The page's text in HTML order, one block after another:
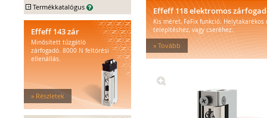
+ Termékkatalógus
Mechanikus bevéső zárak
Zárbetétek
Lakatok
Zárpajzsok
Mechanikus kiegészítők
Elektromos zárak
Effeff 143 zár
Minősített tűzgátló
zárfogadó. 8000 N feltörési
ellenállás.
» Részletek
Effeff 118 elektromos
Kis méret, FaFix funkció. Helytakarékos
telepítéshez, vagy cseréhez.
» Tovább